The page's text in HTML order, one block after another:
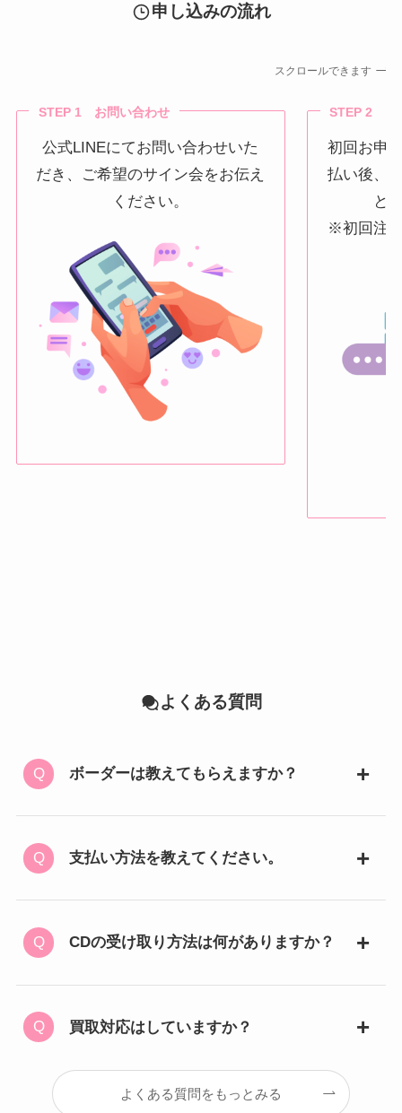
申し込みの流れ
スクロールできます
STEP 1 お問い合わせ
公式LINEにてお問い合わせいた
だき、ご希望のサイン会をお伝え
ください。
STEP 2 ご
初回お申
払い後、
と
※初回注
よくある質問
ボーダーは教えてもらえますか？
支払い方法を教えてください。
CDの受け取り方法は何がありますか？
買取対応はしていますか？
よくある質問をもっとみる